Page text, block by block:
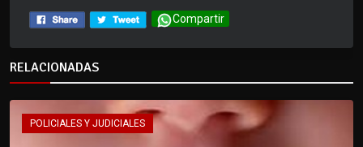
Compartir
RELACIONADAS
POLICIALES Y JUDICIALES